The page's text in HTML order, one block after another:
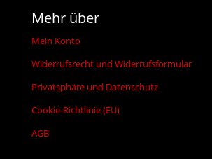
Mehr über
Mein Konto
Widerrufsrecht und Widerrufsformular
Privatsphäre und Datenschutz
Cookie-Richtlinie (EU)
AGB